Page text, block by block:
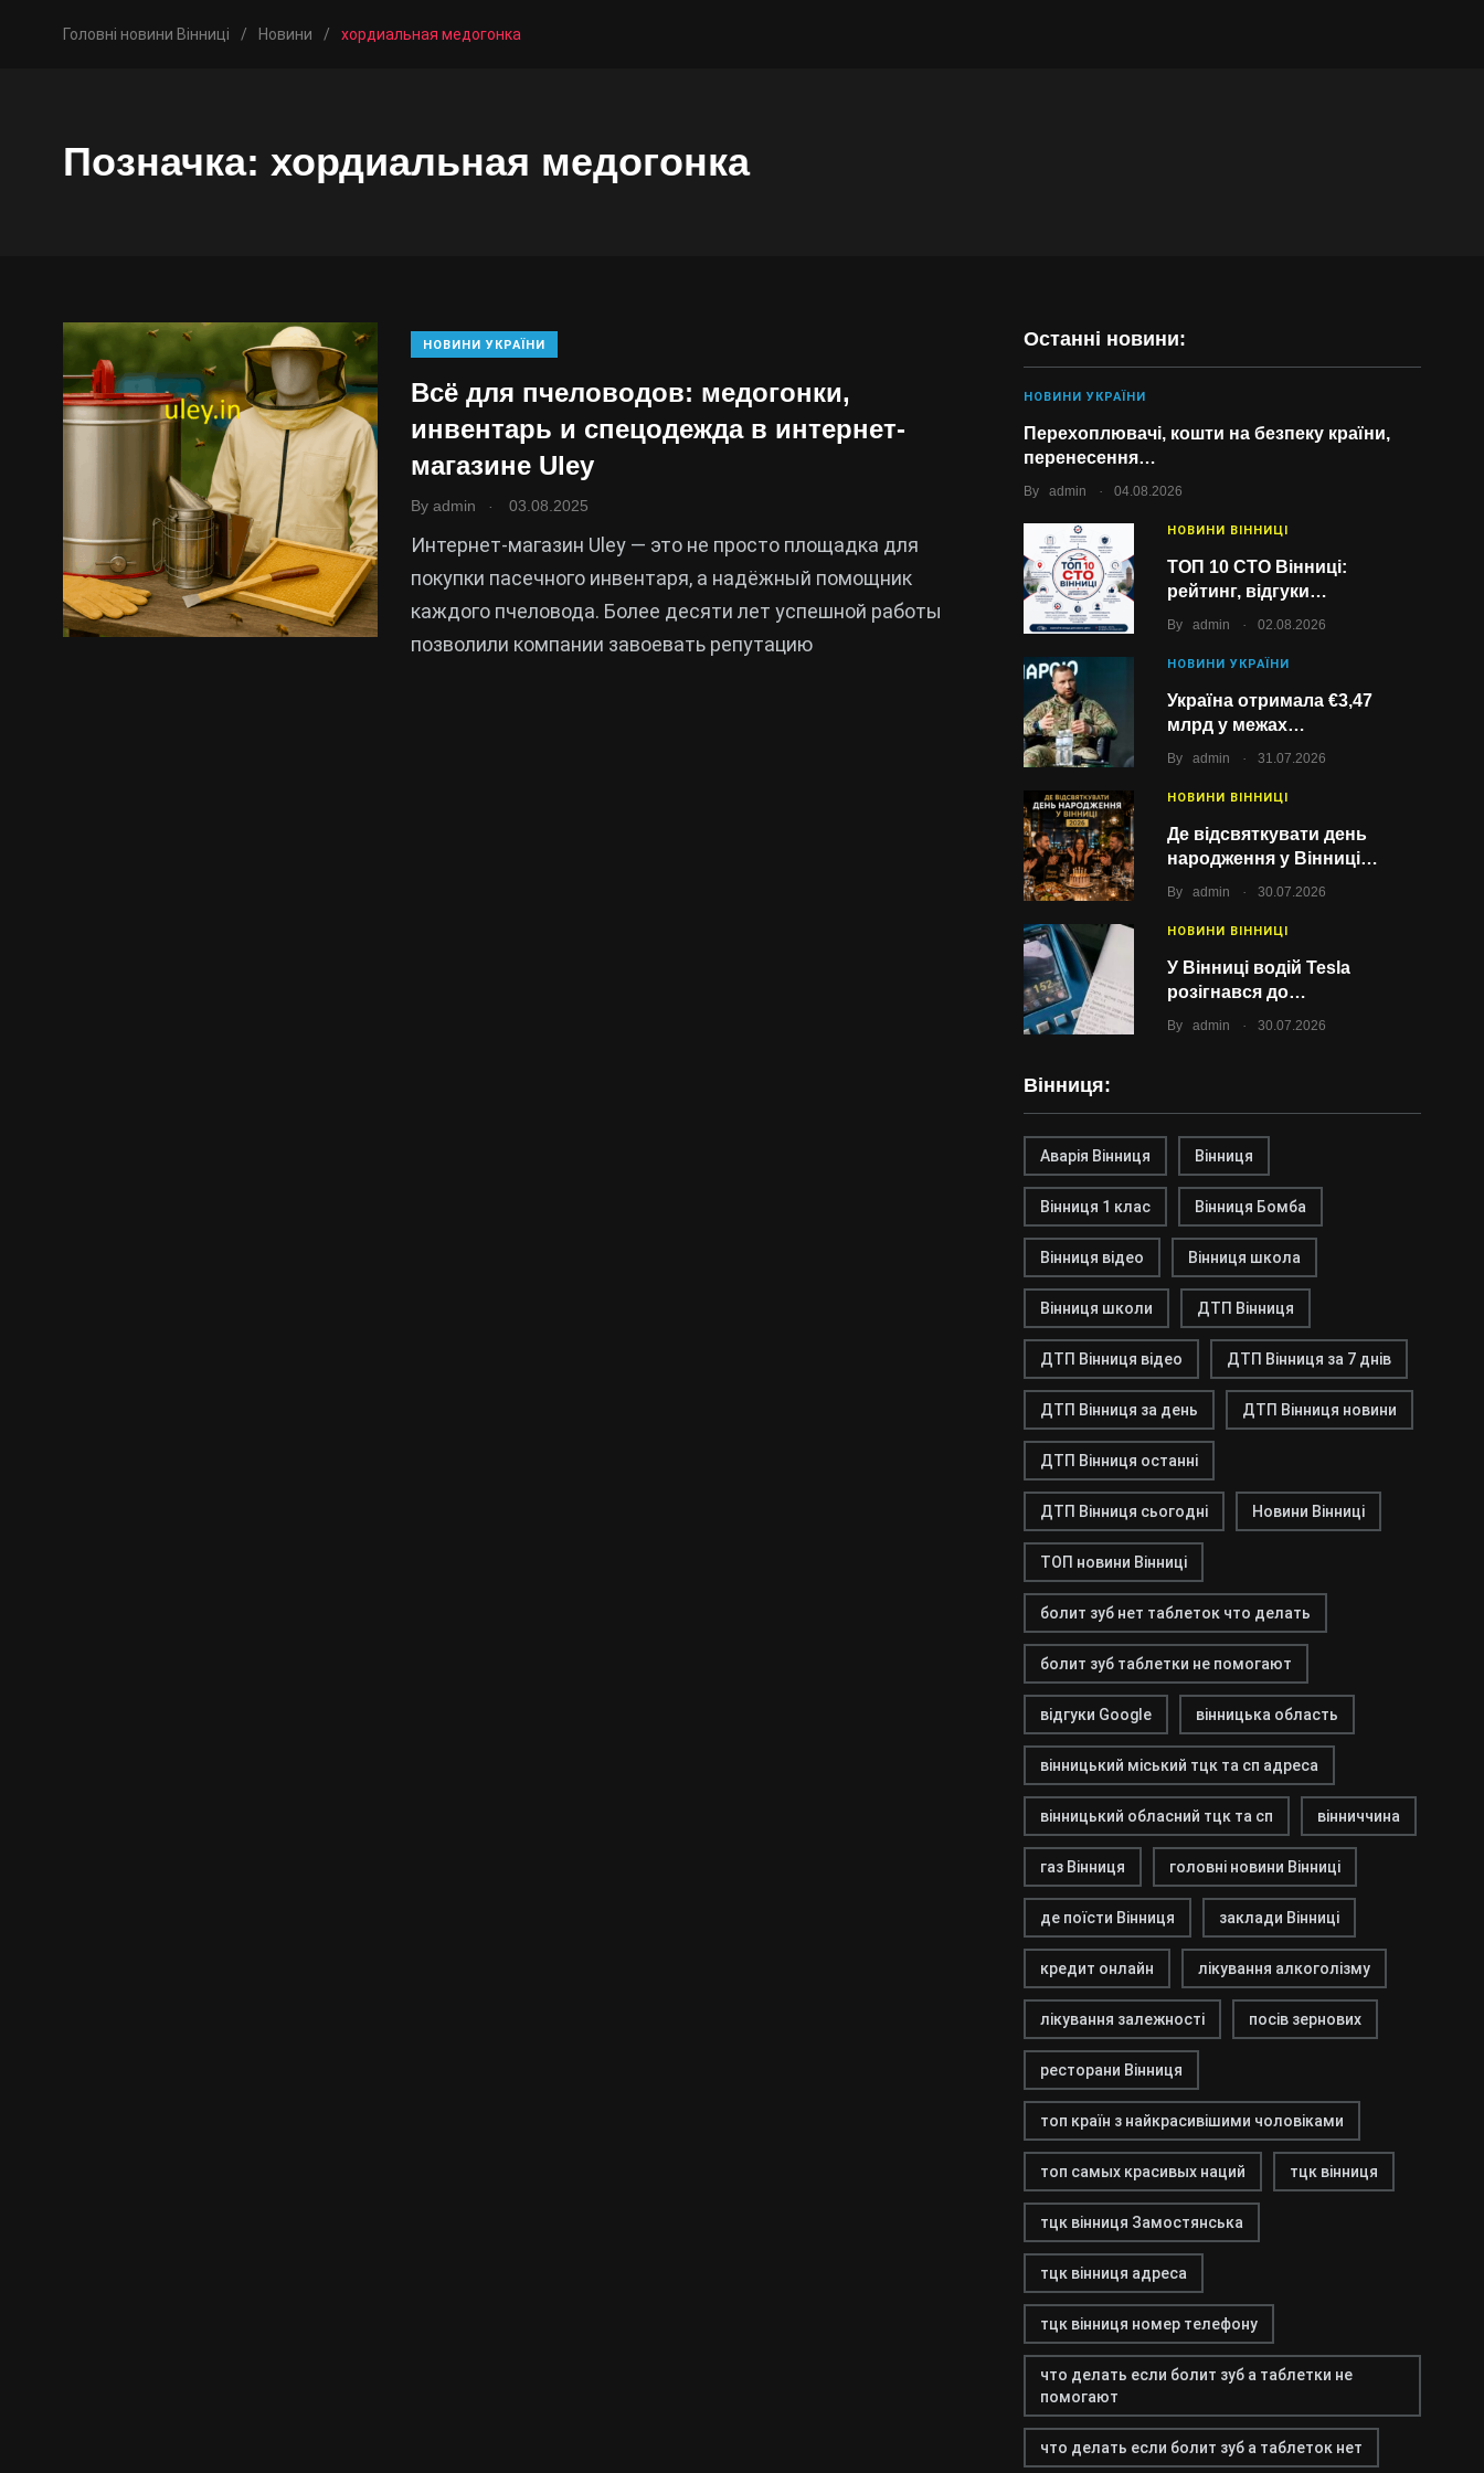
Головні новини Вінниці / Новини / хордиальная медогонка
Позначка: хордиальная медогонка
НОВИНИ УКРАЇНИ
Всё для пчеловодов: медогонки,
инвентарь и спецодежда в интернет-
магазине Uley
By admin 03.08.2025
Интернет-магазин Uley — это не просто площадка для
покупки пасечного инвентаря, а надёжный помощник
каждого пчеловода. Более десяти лет успешной работы
позволили компании завоевать репутацию
Останні новини:
НОВИНИ УКРАЇНИ
Перехоплювачі, кошти на безпеку країни,
перенесення…
By admin . 04.08.2026
НОВИНИ ВІННИЦІ
ТОП 10 СТО Вінниці:
рейтинг, відгуки…
By admin . 02.08.2026
НОВИНИ УКРАЇНИ
Україна отримала €3,47
млрд у межах…
By admin . 31.07.2026
НОВИНИ ВІННИЦІ
Де відсвяткувати день
народження у Вінниці…
By admin . 30.07.2026
НОВИНИ ВІННИЦІ
У Вінниці водій Tesla
розігнався до…
By admin . 30.07.2026
Вінниця:
Аварія Вінниця Вінниця
Вінниця 1 клас Вінниця Бомба
Вінниця відео Вінниця школа
Вінниця школи ДТП Вінниця
ДТП Вінниця відео ДТП Вінниця за 7 днів
ДТП Вінниця за день ДТП Вінниця новини
ДТП Вінниця останні
ДТП Вінниця сьогодні Новини Вінниці
ТОП новини Вінниці
болит зуб нет таблеток что делать
болит зуб таблетки не помогают
відгуки Google вінницька область
вінницький міський тцк та сп адреса
вінницький обласний тцк та сп вінниччина
газ Вінниця головні новини Вінниці
де поїсти Вінниця заклади Вінниці
кредит онлайн лікування алкоголізму
лікування залежності посів зернових
ресторани Вінниця
топ країн з найкрасивішими чоловіками
топ самых красивых наций тцк вінниця
тцк вінниця Замостянська
тцк вінниця адреса
тцк вінниця номер телефону
что делать если болит зуб а таблетки не
помогают
что делать если болит зуб а таблеток нет